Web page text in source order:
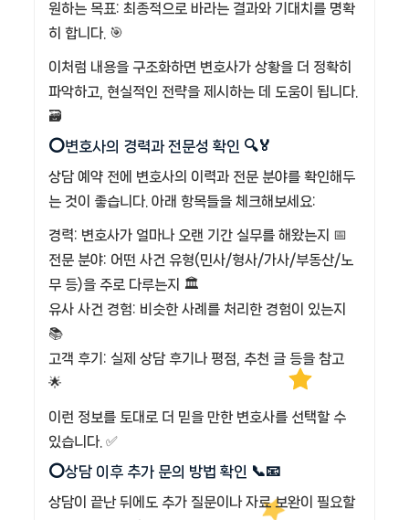
원하는 목표: 최종적으로 바라는 결과와 기대치를 명확
히 합니다. 🎯
이처럼 내용을 구조화하면 변호사가 상황을 더 정확히
파악하고, 현실적인 전략을 제시하는 데 도움이 됩니다.
🗃️
⭕변호사의 경력과 전문성 확인 🔍🏅
상담 예약 전에 변호사의 이력과 전문 분야를 확인해두
는 것이 좋습니다. 아래 항목들을 체크해보세요:
경력: 변호사가 얼마나 오랜 기간 실무를 해왔는지 📅
전문 분야: 어떤 사건 유형(민사/형사/가사/부동산/노
무 등)을 주로 다루는지 🏛️
유사 사건 경험: 비슷한 사례를 처리한 경험이 있는지
📚
고객 후기: 실제 상담 후기나 평점, 추천 글 등을 참고
🌟
이런 정보를 토대로 더 믿을 만한 변호사를 선택할 수
있습니다. ✅
⭕상담 이후 추가 문의 방법 확인 📞📧
상담이 끝난 뒤에도 추가 질문이나 자료 보완이 필요할